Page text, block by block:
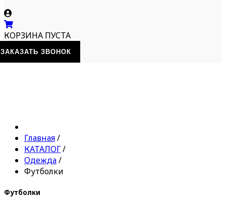
КОРЗИНА ПУСТА
ЗАКАЗАТЬ ЗВОНОК
Главная/
КАТАЛОГ/
Одежда/
Футболки
Футболки